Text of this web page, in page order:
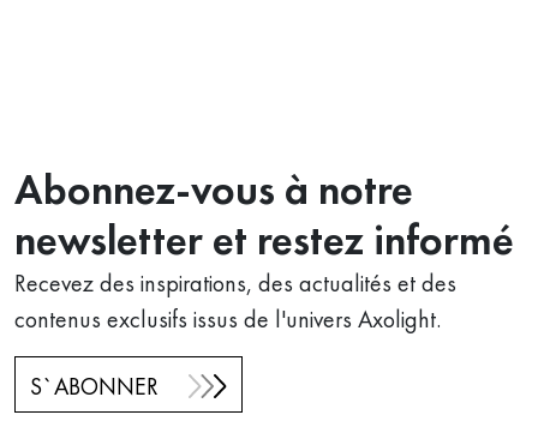
Abonnez-vous à notre
newsletter et restez informé
Recevez des inspirations, des actualités et des
contenus exclusifs issus de l'univers Axolight.
S`ABONNER